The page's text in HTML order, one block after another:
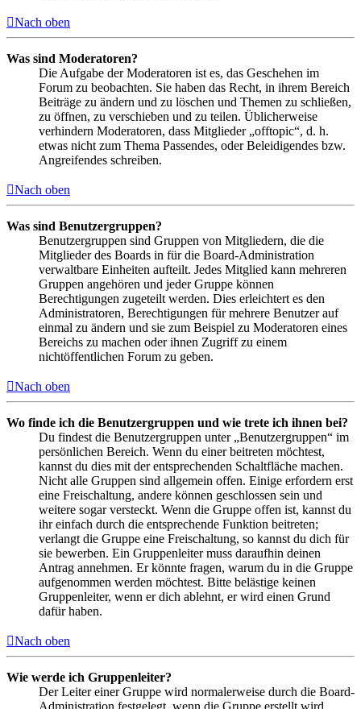
Nach oben
Was sind Moderatoren?
Die Aufgabe der Moderatoren ist es, das Geschehen im
Forum zu beobachten. Sie haben das Recht, in ihrem Bereich
Beiträge zu ändern und zu löschen und Themen zu schließen,
zu öffnen, zu verschieben und zu teilen. Üblicherweise
verhindern Moderatoren, dass Mitglieder „offtopic“, d. h.
etwas nicht zum Thema Passendes, oder Beleidigendes bzw.
Angreifendes schreiben.
Nach oben
Was sind Benutzergruppen?
Benutzergruppen sind Gruppen von Mitgliedern, die die
Mitglieder des Boards in für die Board-Administration
verwaltbare Einheiten aufteilt. Jedes Mitglied kann mehreren
Gruppen angehören und jeder Gruppe können
Berechtigungen zugeteilt werden. Dies erleichtert es den
Administratoren, Berechtigungen für mehrere Benutzer auf
einmal zu ändern und sie zum Beispiel zu Moderatoren eines
Bereichs zu machen oder ihnen Zugriff zu einem
nichtöffentlichen Forum zu geben.
Nach oben
Wo finde ich die Benutzergruppen und wie trete ich ihnen bei?
Du findest die Benutzergruppen unter „Benutzergruppen“ im
persönlichen Bereich. Wenn du einer beitreten möchtest,
kannst du dies mit der entsprechenden Schaltfläche machen.
Nicht alle Gruppen sind allgemein offen. Einige erfordern erst
eine Freischaltung, andere können geschlossen sein und
weitere sogar versteckt. Wenn die Gruppe offen ist, kannst du
ihr einfach durch die entsprechende Funktion beitreten;
verlangt die Gruppe eine Freischaltung, so kannst du dich für
sie bewerben. Ein Gruppenleiter muss daraufhin deinen
Antrag annehmen. Er könnte fragen, warum du in die Gruppe
aufgenommen werden möchtest. Bitte belästige keinen
Gruppenleiter, wenn er dich ablehnt, er wird einen Grund
dafür haben.
Nach oben
Wie werde ich Gruppenleiter?
Der Leiter einer Gruppe wird normalerweise durch die Board-
Administration festgelegt, wenn die Gruppe erstellt wird.